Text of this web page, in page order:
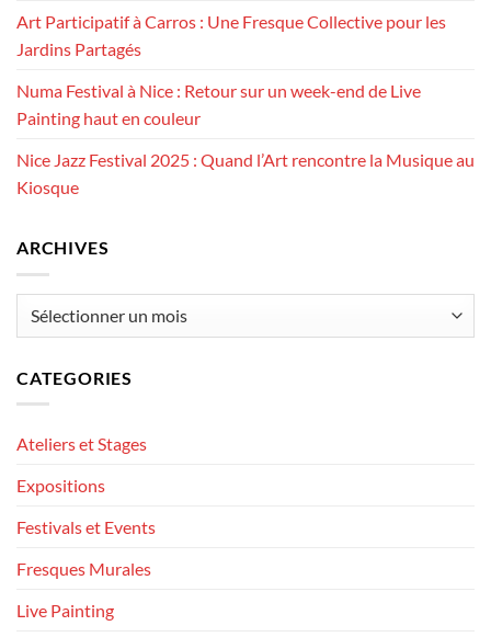
Art Participatif à Carros : Une Fresque Collective pour les
Jardins Partagés
Numa Festival à Nice : Retour sur un week-end de Live
Painting haut en couleur
Nice Jazz Festival 2025 : Quand l’Art rencontre la Musique au
Kiosque
ARCHIVES
CATEGORIES
Ateliers et Stages
Expositions
Festivals et Events
Fresques Murales
Live Painting